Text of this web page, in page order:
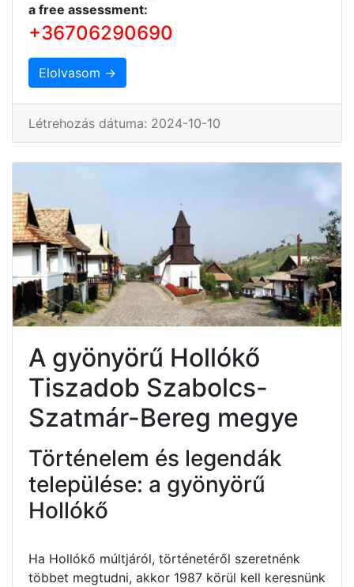
a free assessment:
+36706290690
Elolvasom →
Létrehozás dátuma: 2024-10-10
A gyönyörű Hollókő
Tiszadob Szabolcs-
Szatmár-Bereg megye
Történelem és legendák
települése: a gyönyörű
Hollókő
Ha Hollókő múltjáról, történetéről szeretnénk
többet megtudni, akkor 1987 körül kell keresnünk